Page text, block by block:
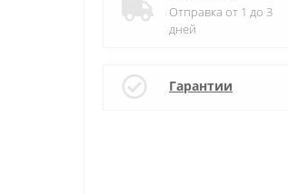
Отправка от 1 до 3
дней
Гарантии